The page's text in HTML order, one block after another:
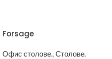
Forsage
Офис столове.,Столове.